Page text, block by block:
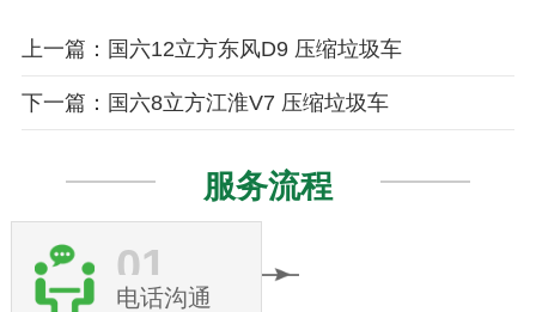
上一篇：国六12立方东风D9 压缩垃圾车
下一篇：国六8立方江淮V7 压缩垃圾车
服务流程
01
电话沟通